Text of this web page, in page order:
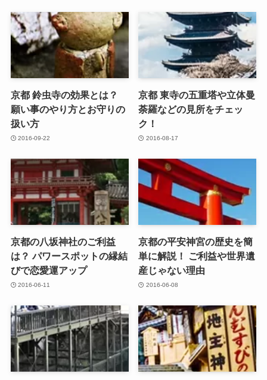
京都 鈴虫寺の効果とは？
願い事のやり方とお守りの
扱い方
2016-09-22
京都 東寺の五重塔や立体曼
荼羅などの見所をチェッ
ク！
2016-08-17
京都の八坂神社のご利益
は？ パワースポットの縁結
びで恋愛運アップ
2016-06-11
京都の平安神宮の歴史を簡
単に解説！ ご利益や世界遺
産じゃない理由
2016-06-08